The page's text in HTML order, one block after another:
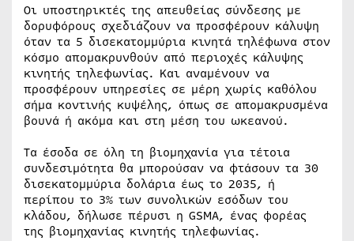
Οι υποστηρικτές της απευθείας σύνδεσης με
δορυφόρους σχεδιάζουν να προσφέρουν κάλυψη
όταν τα 5 δισεκατομμύρια κινητά τηλέφωνα στον
κόσμο απομακρυνθούν από περιοχές κάλυψης
κινητής τηλεφωνίας. Και αναμένουν να
προσφέρουν υπηρεσίες σε μέρη χωρίς καθόλου
σήμα κοντινής κυψέλης, όπως σε απομακρυσμένα
βουνά ή ακόμα και στη μέση του ωκεανού.
Τα έσοδα σε όλη τη βιομηχανία για τέτοια
συνδεσιμότητα θα μπορούσαν να φτάσουν τα 30
δισεκατομμύρια δολάρια έως το 2035, ή
περίπου το 3% των συνολικών εσόδων του
κλάδου, δήλωσε πέρυσι η GSMA, ένας φορέας
της βιομηχανίας κινητής τηλεφωνίας.